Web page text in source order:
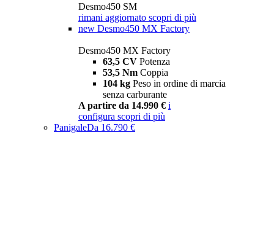
Desmo450 SM
rimani aggiornato scopri di più
new Desmo450 MX Factory
Desmo450 MX Factory
63,5 CV Potenza
53,5 Nm Coppia
104 kg Peso in ordine di marcia
senza carburante
A partire da 14.990 € i
configura scopri di più
PanigaleDa 16.790 €